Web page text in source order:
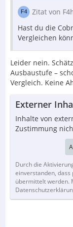
Zitat von
Hast du die
Vergleichen
Leider nein.
Ausbaustufe –
Vergleich. Keine
Externer
Inhalte von
Zustimmung
Durch die
einverstanden,
übermittelt werden.